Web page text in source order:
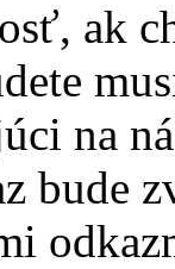
ak
na
bude